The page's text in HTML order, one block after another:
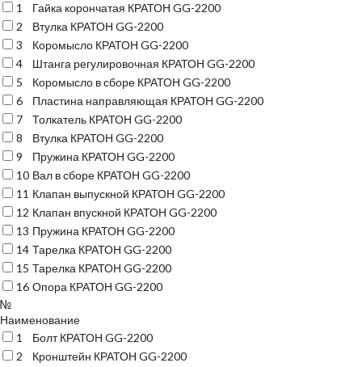
1
Гайка корончатая КРАТОН GG-2200
2
Втулка КРАТОН GG-2200
3
Коромысло КРАТОН GG-2200
4
Штанга регулировочная КРАТОН GG-2200
5
Коромысло в сборе КРАТОН GG-2200
6
Пластина направляющая КРАТОН GG-2200
7
Толкатель КРАТОН GG-2200
8
Втулка КРАТОН GG-2200
9
Пружина КРАТОН GG-2200
10 Вал в сборе КРАТОН GG-2200
11 Клапан выпускной КРАТОН GG-2200
12 Клапан впускной КРАТОН GG-2200
13 Пружина КРАТОН GG-2200
14 Тарелка КРАТОН GG-2200
15 Тарелка КРАТОН GG-2200
16 Опора КРАТОН GG-2200
№
Наименование
1
Болт КРАТОН GG-2200
2
Кронштейн КРАТОН GG-2200